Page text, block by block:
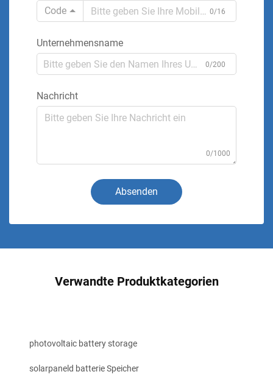
Code
0/16
Unternehmensname
0/200
Nachricht
0/1000
Absenden
Verwandte Produktkategorien
photovoltaic battery storage
solarpaneld batterie Speicher